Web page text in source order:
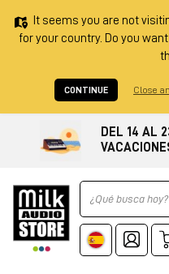
It seems you are not
for your country. Do you
CONTINUE Close
DEL 14 AL
Ricerca